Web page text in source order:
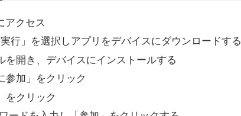
アクセス
行」を選択しアプリをデバイスにダウンロードする
を開き、デバイスにインストールする
参加」をクリック
をクリック